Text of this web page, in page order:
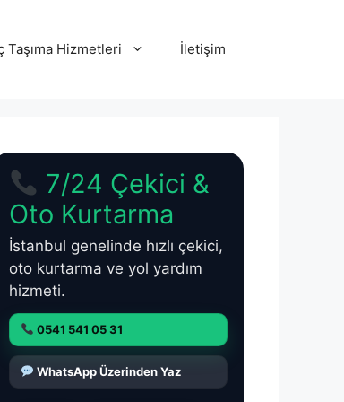
Taşıma Hizmetleri İletişim
7/24 Çekici &
Oto Kurtarma
İstanbul genelinde hızlı çekici,
oto kurtarma ve yol yardım
hizmeti.
0541 541 05 31
WhatsApp Üzerinden Yaz